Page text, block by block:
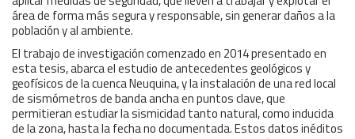
área de forma más segura y responsable, sin generar daños a la
población y al ambiente.
El trabajo de investigación comenzado en 2014 presentado en
esta tesis, abarca el estudio de antecedentes geológicos y
geofísicos de la cuenca Neuquina, y la instalación de una red local
de sismómetros de banda ancha en puntos clave, que
permitieran estudiar la sismicidad tanto natural, como inducida
de la zona, hasta la fecha no documentada. Estos datos inéditos